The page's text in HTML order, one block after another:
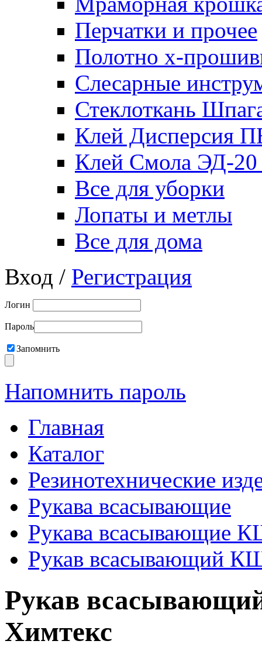
Перчатки и прочее
Полотно х-
Слесарные
Стеклоткань
Клей Дисперсия
Клей Смола ЭД-20
Все для уборки
Лопаты и метлы
Все для дома
Вход / Регистрация
Логин
Пароль
Запомнить
Напомнить пароль
Главная
Каталог
Резинотехнические
Рукава всасывающие
Рукава всасывающие
Рукав всасывающий
Рукав
Химтекс